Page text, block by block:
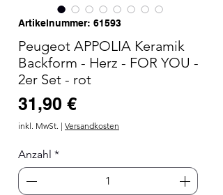
Artikelnummer: 61593
Peugeot APPOLIA Keramik
Backform - Herz - FOR YOU -
2er Set - rot
31,90 €Preis
inkl. MwSt. | Versandkosten
Anzahl *